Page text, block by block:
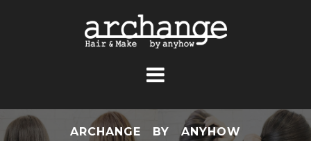
キ
ARCHANGE BY ANYHOW